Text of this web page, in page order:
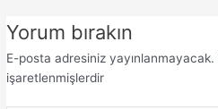
Yorum bırakın
E-posta adresiniz yayınlanmayacak.
işaretlenmişlerdir